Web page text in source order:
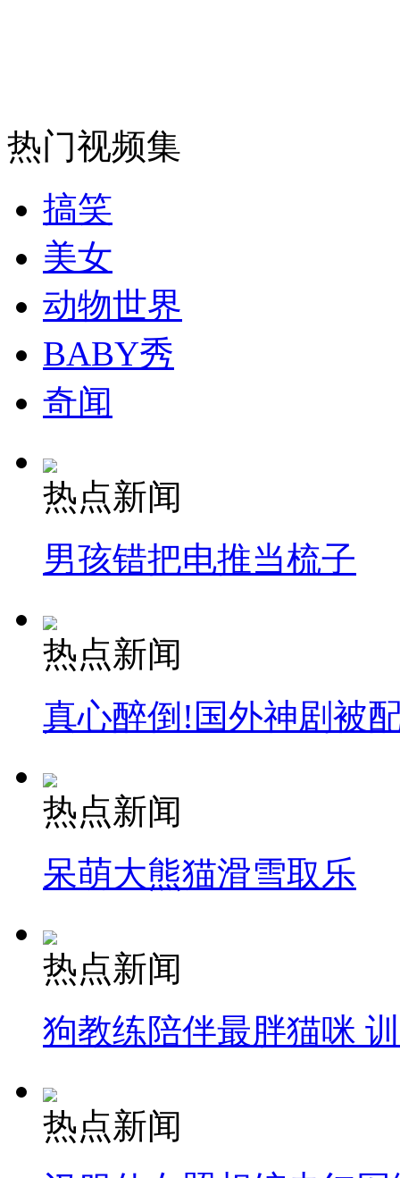
司机酒驾遇交警 急速倒车逃窜
热门视频集
搞笑
美女
动物世界
BABY秀
奇闻
热点新闻
男孩错把电推当梳子
热点新闻
真心醉倒!国外神剧被
热点新闻
呆萌大熊猫滑雪取乐
热点新闻
狗教练陪伴最胖猫咪
热点新闻